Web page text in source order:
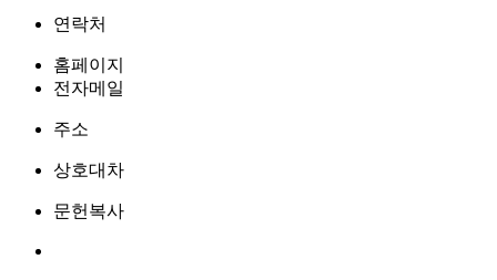
연락처
홈페이지
전자메일
주소
상호대차
문헌복사